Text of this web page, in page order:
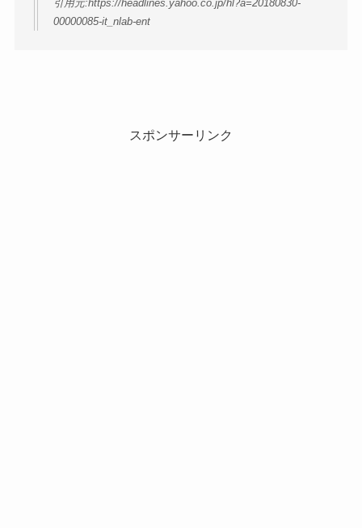
引用元:https://headlines.yahoo.co.jp/hl?a=20180830-
00000085-it_nlab-ent
スポンサーリンク